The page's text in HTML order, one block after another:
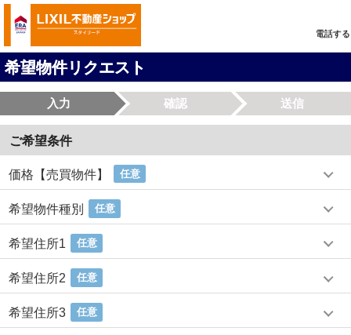
電話する
希望物件リクエスト
入力 確認 送信
ご希望条件
価格【売買物件】 任意
希望物件種別 任意
希望住所1 任意
希望住所2 任意
希望住所3 任意